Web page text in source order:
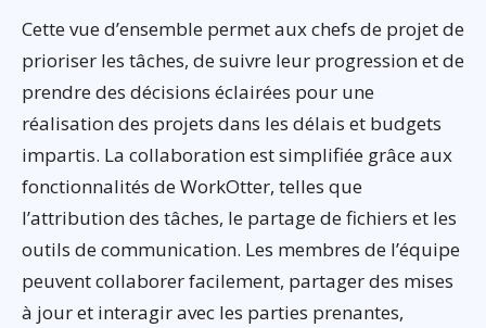
Cette vue d’ensemble permet aux chefs de projet de
prioriser les tâches, de suivre leur progression et de
prendre des décisions éclairées pour une
réalisation des projets dans les délais et budgets
impartis. La collaboration est simplifiée grâce aux
fonctionnalités de WorkOtter, telles que
l’attribution des tâches, le partage de fichiers et les
outils de communication. Les membres de l’équipe
peuvent collaborer facilement, partager des mises
à jour et interagir avec les parties prenantes,